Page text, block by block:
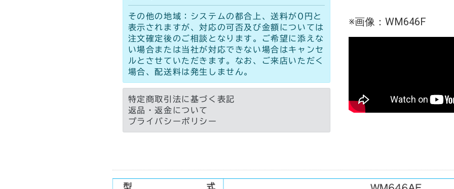
その他の地域：システムの都合上、送料が0円と
表示されますが、対応の可否及び金額については
注文確定後のご相談となります。ご希望に添えな
い場合または当社が対応できない場合はキャンセ
ルとさせていただきます。なお、ご来店いただく
場合、配送料は発生しません。
特定商取引法に基づく表記
返品・返金について
プライバシーポリシー
※画像：WM646F